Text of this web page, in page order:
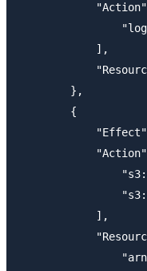
            ],
        },
        {
            ],